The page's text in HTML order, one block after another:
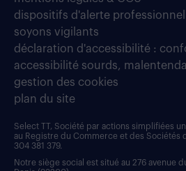
dispositifs d'alerte
soyons vigilants
déclaration d'accessibilité :
accessibilité sourds,
gestion des cookies
plan du site
Select TT, Société par actions simplifiées
au Registre du Commerce et des Sociétés
304 381 379.
Notre siège social est situé au 276 avenue